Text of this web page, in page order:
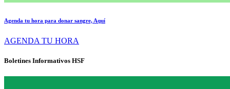
Agenda tu hora para donar sangre, Aquí
AGENDA TU HORA
Boletines Informativos HSF